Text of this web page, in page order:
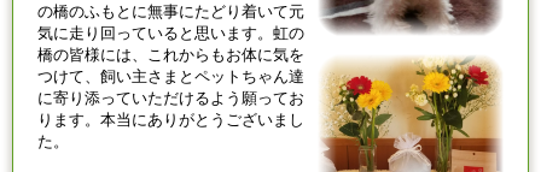
の橋のふもとに無事にたどり着いて元
気に走り回っていると思います。虹の
橋の皆様には、これからもお体に気を
つけて、飼い主さまとペットちゃん達
に寄り添っていただけるよう願ってお
ります。本当にありがとうございまし
た。